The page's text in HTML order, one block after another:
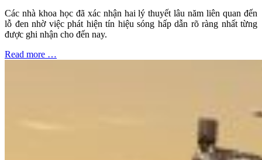
Các nhà khoa học đã xác nhận hai lý thuyết lâu năm liên quan đến
lỗ đen nhờ việc phát hiện tín hiệu sóng hấp dẫn rõ ràng nhất từng
được ghi nhận cho đến nay.
Read more …